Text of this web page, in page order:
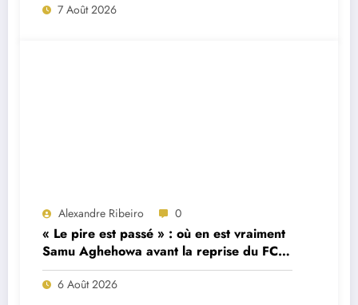
7 Août 2026
Alexandre Ribeiro 0
« Le pire est passé » : où en est vraiment
Samu Aghehowa avant la reprise du FC
Porto ?
6 Août 2026